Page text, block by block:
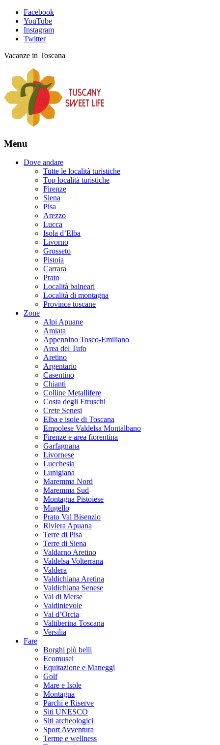
Facebook
YouTube
Instagram
Twitter
Vacanze in Toscana
Menu
Dove andare
Tutte le località turistiche
Top località turistiche
Firenze
Siena
Pisa
Arezzo
Lucca
Isola d’Elba
Livorno
Grosseto
Pistoia
Carrara
Prato
Località balneari
Località di montagna
Province toscane
Zone
Alpi Apuane
Amiata
Appennino Tosco-Emiliano
Area del Tufo
Aretino
Argentario
Casentino
Chianti
Colline Metallifere
Costa degli Etruschi
Crete Senesi
Elba e isole di Toscana
Empolese Valdelsa Montalbano
Firenze e area fiorentina
Garfagnana
Livornese
Lucchesia
Lunigiana
Maremma Nord
Maremma Sud
Montagna Pistoiese
Mugello
Prato Val Bisenzio
Riviera Apuana
Terre di Pisa
Terre di Siena
Valdarno Aretino
Valdelsa Volterrana
Valdera
Valdichiana Aretina
Valdichiana Senese
Val di Merse
Valdinievole
Val d’Orcia
Valtiberina Toscana
Versilia
Fare
Borghi più belli
Ecomusei
Equitazione e Maneggi
Golf
Mare e Isole
Montagna
Parchi e Riserve
Siti UNESCO
Siti archeologici
Sport Avventura
Terme e wellness